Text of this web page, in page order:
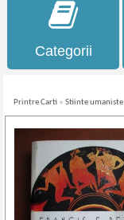
Categorii
Printre Carti »Stiinte umaniste